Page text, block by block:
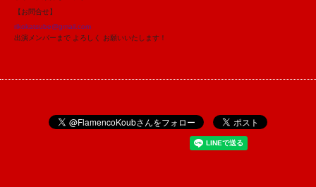
【お問合せ】
rikokatsube@gmail.com
出演メンバーまで よろしく お願いいたします！